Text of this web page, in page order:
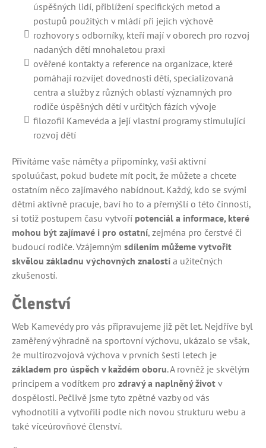
úspěšných lidí, přiblížení specifických metod a
postupů použitých v mládí při jejich výchově
rozhovory s odborníky, kteří mají v oborech pro rozvoj
nadaných dětí mnohaletou praxi
ověřené kontakty a reference na organizace, které
pomáhají rozvíjet dovednosti dětí, specializovaná
centra a služby z různých oblastí významných pro
rodiče úspěšných dětí v určitých fázích vývoje
filozofii Kamevéda a její vlastní programy stimulující
rozvoj dětí
Přivítáme vaše náměty a připomínky, vaši aktivní
spoluúčast, pokud budete mít pocit, že můžete a chcete
ostatním něco zajímavého nabídnout. Každý, kdo se svými
dětmi aktivně pracuje, baví ho to a přemýšlí o této činnosti,
si totiž postupem času vytvoří potenciál a informace, které
mohou být zajímavé i pro ostatní, zejména pro čerstvé či
budoucí rodiče. Vzájemným sdílením můžeme vytvořit
skvělou základnu výchovných znalostí a užitečných
zkušeností.
Členství
Web Kamevédy pro vás připravujeme již pět let. Nejdříve byl
zaměřený výhradně na sportovní výchovu, ukázalo se však,
že multirozvojová výchova v prvních šesti letech je
základem pro úspěch v každém oboru. A rovněž je skvělým
principem a vodítkem pro zdravý a naplněný život v
dospělosti. Pečlivě jsme tyto zpětné vazby od vás
vyhodnotili a vytvořili podle nich novou strukturu webu a
také víceúrovňové členství.